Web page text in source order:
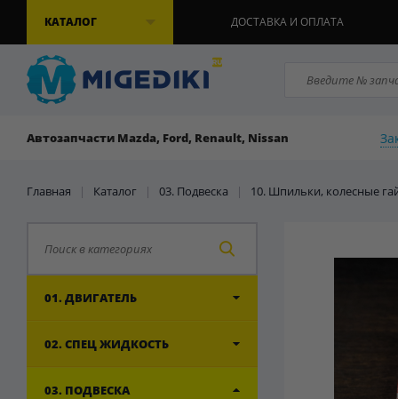
КАТАЛОГ ДОСТАВКА И ОПЛАТА
Автозапчасти Mazda, Ford, Renault, Nissan
Главная | Каталог | 03. Подвеска | 10. Шпильки, колесные
01. ДВИГАТЕЛЬ
02. СПЕЦ ЖИДКОСТЬ
03. ПОДВЕСКА